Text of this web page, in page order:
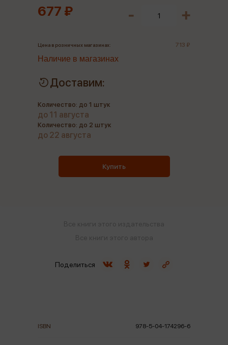
ISBN 978-5-04-174296-6
677 ₽
Цена в розничных магазинах: 713 ₽
Наличие в магазинах
Доставим:
Количество: до 1 штук
до 11 августа
Количество: до 2 штук
до 22 августа
Купить
Поделиться